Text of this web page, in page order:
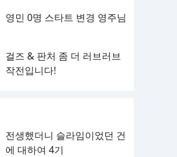
영민 0명 스타트 변경 영주님
걸즈 & 판처 좀 더 러브러브
작전입니다!
전생했더니 슬라임이었던 건
에 대하여 4기